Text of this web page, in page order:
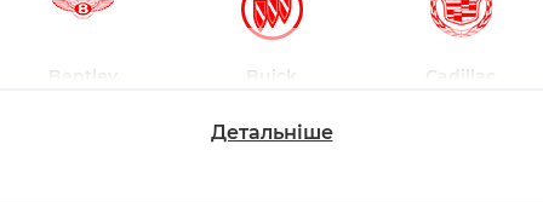
Bentley Buick Cadillac
Детальніше